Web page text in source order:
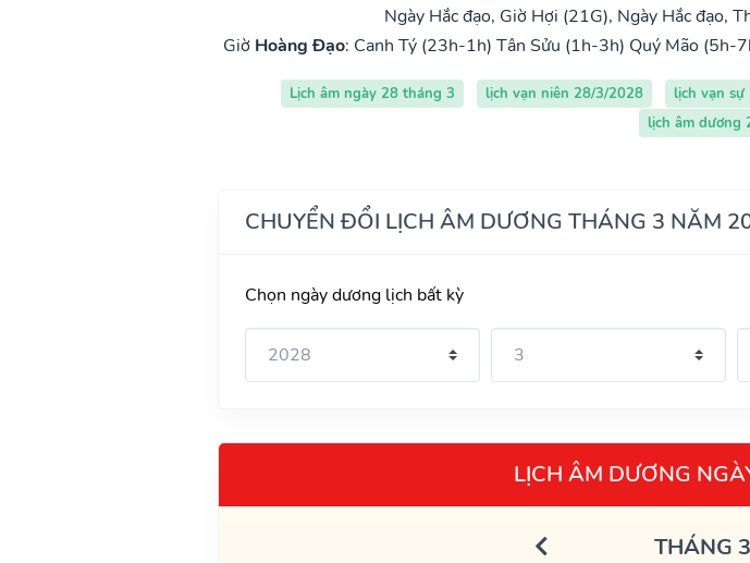
Ngày Hắc đạo, Giờ Hợi (21G), Ngày Hắc đạo,
Giờ Hoàng Đạo: Canh Tý (23h-1h) Tân Sửu (1h-3h) Quý Mão (5h-
Lịch âm ngày 28 tháng 3 lịch vạn niên 28/3/2028 lịch vạn
lịch âm dương
CHUYỂN ĐỔI LỊCH ÂM DƯƠNG THÁNG 3 NĂM
Chọn ngày dương lịch bất kỳ
LỊCH ÂM DƯƠNG
THÁNG